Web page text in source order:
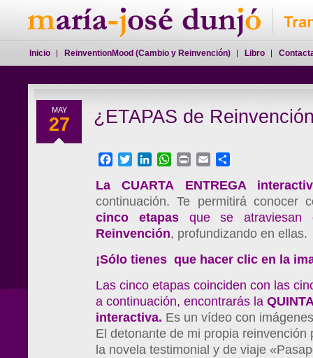
MAY
27 ¿ETAPAS de
Facebook
TwitterLinkedInWhatsApp
Print Email
La CUARTA ENTREGA
continuación. Te permitirá conocer
cinco etapas
que se atraviesan
Reinvención, profundizando en ellas.
¡Sólo tienes que hacer clic en la
Las cinco etapas coinciden con las
a continuación, encontrarás la
interactiva. Es un vídeo con
El detonante de mi propia reinvención
la novela testimonial y de viaje
Inicio ReinventionMood (Cambio y Reinvención) Libro